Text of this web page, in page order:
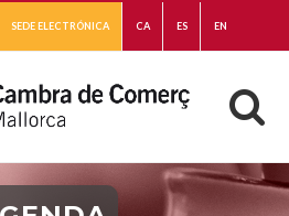
SEDE ELECTRÓNICA CA ES EN